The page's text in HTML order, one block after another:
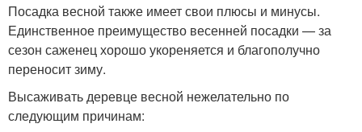
Посадка весной также имеет свои плюсы и минусы.
Единственное преимущество весенней посадки — за
сезон саженец хорошо укореняется и благополучно
переносит зиму.
Высаживать деревце весной нежелательно по
следующим причинам: